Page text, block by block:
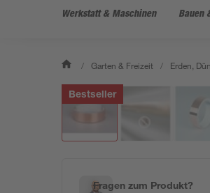
Werkstatt & Maschinen Bauen
/ Garten & Freizeit / Erden,
Bestseller
Fragen zum Produkt?